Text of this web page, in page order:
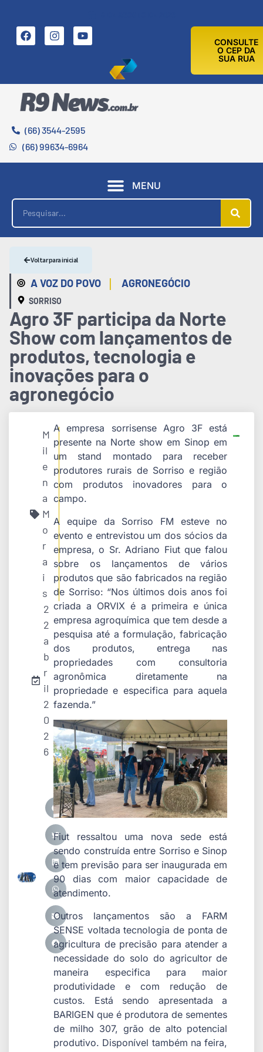
CONSULTE
O CEP DA
SUA RUA
(66) 3544-2595
(66) 99634-6964
MENU
A VOZ DO POVO | AGRONEGÓCIO
SORRISO
Voltar para inicial
Agro 3F participa da Norte
Show com lançamentos de
produtos, tecnologia e
inovações para o
agronegócio
M
il
e
n
a
M
o
r
a
i
s
2
2
a
b
r
il
2
0
2
6
A empresa sorrisense Agro 3F está
presente na Norte show em Sinop em
um stand montado para receber
produtores rurais de Sorriso e região
com produtos inovadores para o
campo.
A equipe da Sorriso FM esteve no
evento e entrevistou um dos sócios da
empresa, o Sr. Adriano Fiut que falou
sobre os lançamentos de vários
produtos que são fabricados na região
de Sorriso: “Nos últimos dois anos foi
criada a ORVIX é a primeira e única
empresa agroquímica que tem desde a
pesquisa até a formulação, fabricação
dos produtos, entrega nas
propriedades com consultoria
agronômica diretamente na
propriedade e especifica para aquela
fazenda.”
Fiut ressaltou uma nova sede está
sendo construída entre Sorriso e Sinop
e tem previsão para ser inaugurada em
90 dias com maior capacidade de
atendimento.
Outros lançamentos são a FARM
SENSE voltada tecnologia de ponta de
agricultura de precisão para atender a
necessidade do solo do agricultor de
maneira especifica para maior
produtividade e com redução de
custos. Está sendo apresentada a
BARIGEN que é produtora de sementes
de milho 307, grão de alto potencial
produtivo. Disponível também na feira,